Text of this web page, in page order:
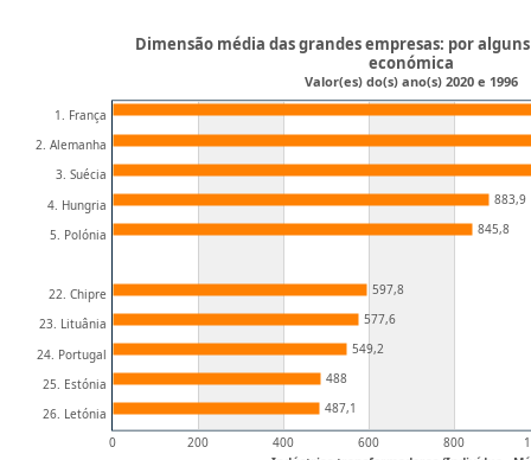
0 200 400 600 800
1. França
2. Alemanha
3. Suécia
4. Hungria
5. Polónia
22. Chipre
23. Lituânia
24. Portugal
25. Estónia
26. Letónia
883,9
845,8
597,8
577,6
549,2
488
487,1
Dimensão média das grandes empresas: por
económica
Valor(es) do(s) ano(s) 2020 e 1996